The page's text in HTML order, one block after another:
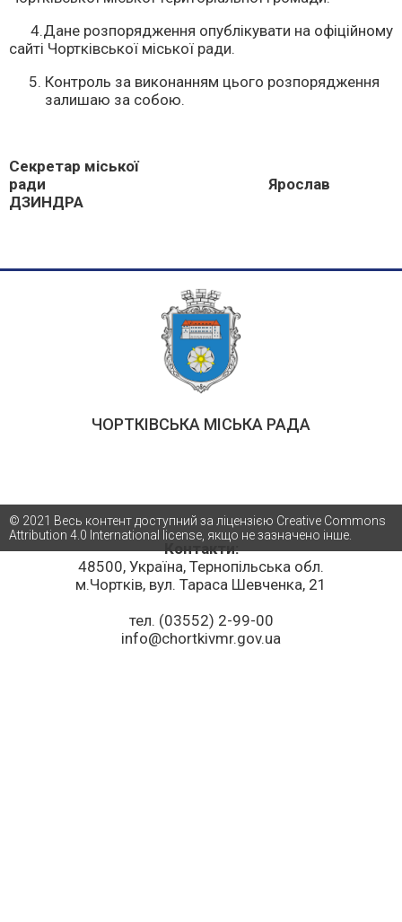
4.Дане розпорядження опублікувати на офіційному
сайті Чортківської міської ради.
Контроль за виконанням цього розпорядження
залишаю за собою.
Секретар міської
ради Ярослав
ДЗИНДРА
ЧОРТКІВСЬКА МІСЬКА РАДА
Контакти:
48500, Україна, Тернопільська обл.
м.Чортків, вул. Тараса Шевченка, 21
тел. (03552) 2-99-00
info@chortkivmr.gov.ua
© 2021 Весь контент доступний за ліцензією Creative Commons
Attribution 4.0 International license, якщо не зазначено інше.